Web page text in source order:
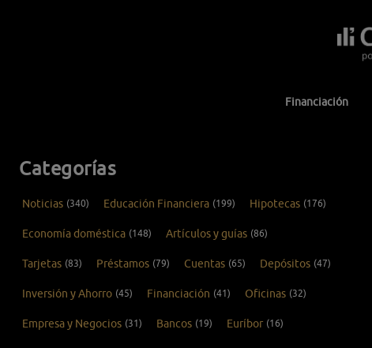
Financiación
Categorías
Noticias (340) Educación Financiera (199) Hipotecas (176)
Economía doméstica (148) Artículos y guías (86)
Tarjetas (83) Préstamos (79) Cuentas (65) Depósitos (47)
Inversión y Ahorro (45) Financiación (41) Oficinas (32)
Empresa y Negocios (31) Bancos (19) Euríbor (16)